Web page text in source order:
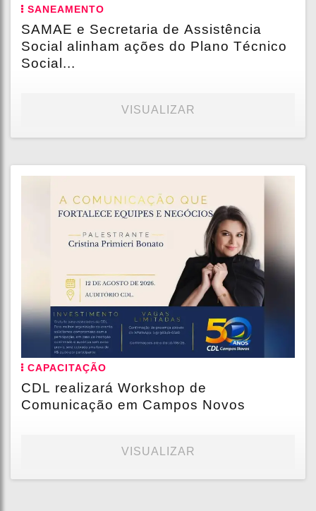
SANEAMENTO
SAMAE e Secretaria de Assistência
Social alinham ações do Plano Técnico
Social...
VISUALIZAR
CAPACITAÇÃO
CDL realizará Workshop de
Comunicação em Campos Novos
VISUALIZAR